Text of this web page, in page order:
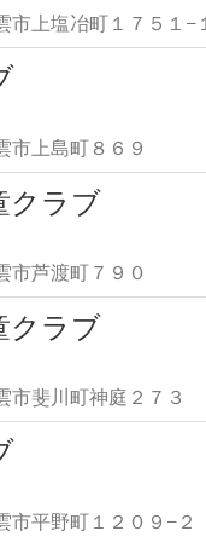
市上塩冶町１７５１−
市上島町８６９
クラブ
市芦渡町７９０
クラブ
市斐川町神庭２７３
市平野町１２０９−２